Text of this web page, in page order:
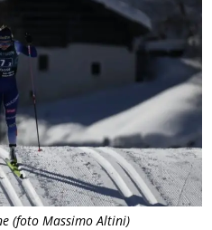
(foto Massimo Altini)